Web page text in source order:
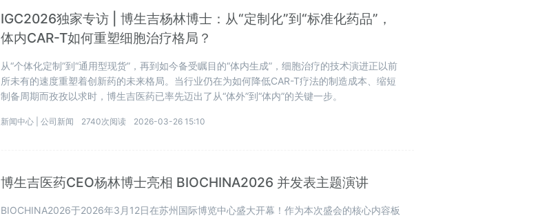
IGC2026独家专访 | 博生吉杨林博士：从“定制化”到“标准化药品”，
体内CAR-T如何重塑细胞治疗格局？
从“个体化定制”到“通用型现货”，再到如今备受瞩目的“体内生成”，细胞治疗的技术演进正以前
所未有的速度重塑着创新药的未来格局。当行业仍在为如何降低CAR-T疗法的制造成本、缩短
制备周期而孜孜以求时，博生吉医药已率先迈出了从“体外”到“体内”的关键一步。
新闻中心 |公司新闻 2740次阅读 2026-03-26 15:10
博生吉医药CEO杨林博士亮相 BIOCHINA2026 并发表主题演讲
BIOCHINA2026于2026年3月12日在苏州国际博览中心盛大开幕！作为本次盛会的核心内容板